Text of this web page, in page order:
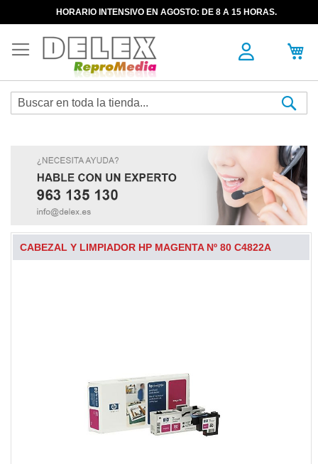
HORARIO INTENSIVO EN AGOSTO: DE 8 A 15 HORAS.
CABEZAL Y LIMPIADOR HP MAGENTA Nº 80 C4822A